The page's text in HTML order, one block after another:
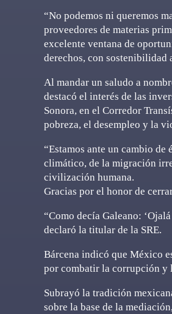
“No podemos ni queremos
proveedores de materias
excelente ventana de
derechos, con sostenibilidad
Al mandar un saludo a
destacó el interés de las
Sonora, en el Corredor
pobreza, el desempleo y la
“Estamos ante un cambio de
climático, de la migración
civilización humana.
Gracias por el honor de
“Como decía Galeano:
declaró la titular de la SRE.
Bárcena indicó que México
por combatir la corrupción y
Subrayó la tradición
sobre la base de la